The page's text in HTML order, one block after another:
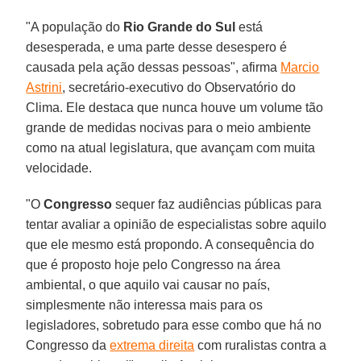
"A população do Rio Grande do Sul está
desesperada, e uma parte desse desespero é
causada pela ação dessas pessoas", afirma Marcio
Astrini, secretário-executivo do Observatório do
Clima. Ele destaca que nunca houve um volume tão
grande de medidas nocivas para o meio ambiente
como na atual legislatura, que avançam com muita
velocidade.
"OCongresso sequer faz audiências públicas para
tentar avaliar a opinião de especialistas sobre aquilo
que ele mesmo está propondo. A consequência do
que é proposto hoje pelo Congresso na área
ambiental, o que aquilo vai causar no país,
simplesmente não interessa mais para os
legisladores, sobretudo para esse combo que há no
Congresso daextrema direita com ruralistas contra a